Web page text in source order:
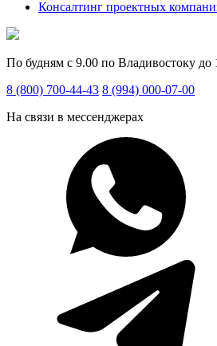
Консалтинг проектных
По будням с 9.00 по Владивостоку
8 (800) 700-44-43 8 (994) 000-07-00
На связи в мессенджерах